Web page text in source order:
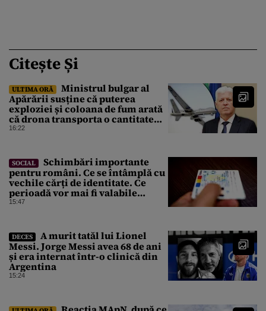
Citește Și
ULTIMA ORĂ
Ministrul bulgar al
Apărării susține că puterea
exploziei și coloana de fum arată
că drona transporta o cantitate
semnificativă de exploziv
16:22
SOCIAL
Schimbări importante
pentru români. Ce se întâmplă cu
vechile cărți de identitate. Ce
perioadă vor mai fi valabile
buletinele clasice
15:47
DECES
A murit tatăl lui Lionel
Messi. Jorge Messi avea 68 de ani
și era internat într-o clinică din
Argentina
15:24